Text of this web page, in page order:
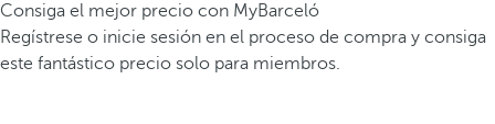
Consiga el mejor precio con MyBarceló
Regístrese o inicie sesión en el proceso de compra y consiga
este fantástico precio solo para miembros.